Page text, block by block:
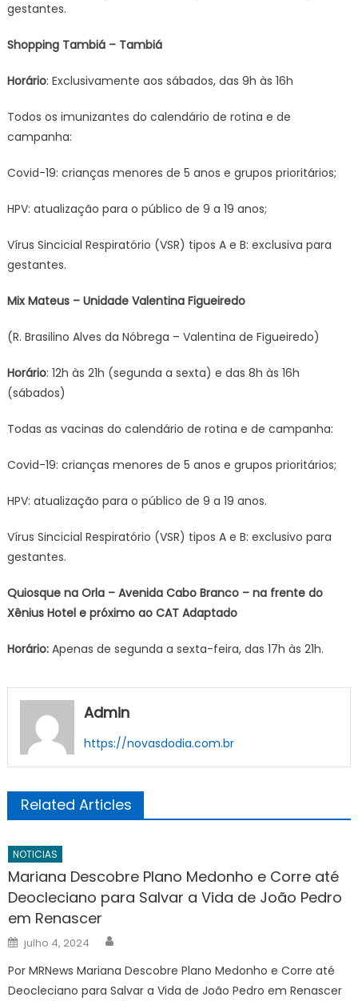
gestantes.
Shopping Tambiá – Tambiá
Horário: Exclusivamente aos sábados, das 9h às 16h
Todos os imunizantes do calendário de rotina e de
campanha:
Covid-19: crianças menores de 5 anos e grupos prioritários;
HPV: atualização para o público de 9 a 19 anos;
Vírus Sincicial Respiratório (VSR) tipos A e B: exclusiva para
gestantes.
Mix Mateus – Unidade Valentina Figueiredo
(R. Brasilino Alves da Nóbrega – Valentina de Figueiredo)
Horário: 12h às 21h (segunda a sexta) e das 8h às 16h
(sábados)
Todas as vacinas do calendário de rotina e de campanha:
Covid-19: crianças menores de 5 anos e grupos prioritários;
HPV: atualização para o público de 9 a 19 anos.
Vírus Sincicial Respiratório (VSR) tipos A e B: exclusivo para
gestantes.
Quiosque na Orla – Avenida Cabo Branco – na frente do
Xênius Hotel e próximo ao CAT Adaptado
Horário:Apenas de segunda a sexta-feira, das 17h às 21h.
Admin
https://novasdodia.com.br
Related Articles
NOTICIAS
Mariana Descobre Plano Medonho e Corre até
Deocleciano para Salvar a Vida de João Pedro
em Renascer
Posted
on
julho 4, 2024
Por MRNews Mariana Descobre Plano Medonho e Corre até
Deocleciano para Salvar a Vida de João Pedro em Renascer